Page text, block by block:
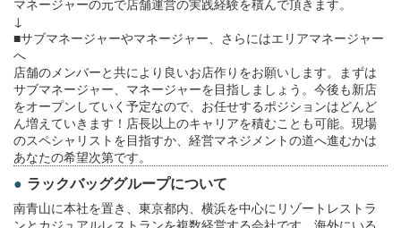
マネージャーの元で店舗運営の実践経験を積んで頂きます。
↓
■サブマネージャーやマネージャー、さらにはエリアマネージャー
へ
店舗のメンバーと共により良いお店作りをお願いします。まずは
サブマネージャー、マネージャーを目指しましょう。今後も新店
をオープンしていく予定なので、お任せするポジションはどんど
ん増えていきます！店長以上のキャリアを積むことも可能。現場
のスペシャリストを目指すか、経営マネジメントの道へ進むかは
あなたの希望次第です。
ラックバッググループについて
南青山に本社を置き、東京都内、横浜を中心にリゾートレストラ
ンとカジュアルレストランを複数経営する会社です。海外にいる